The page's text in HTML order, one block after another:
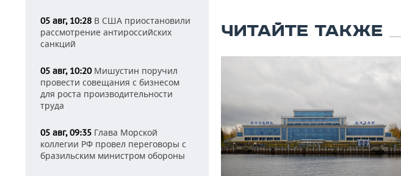
05 авг, 10:28 В США приостановили
рассмотрение антироссийских
санкций
05 авг, 10:20Мишустин поручил
провести совещания с бизнесом
для роста производительности
труда
05 авг, 09:35 Глава Морской
коллегии РФ провел переговоры с
бразильским министром обороны
ЧИТАЙТЕ ТАКЖЕ